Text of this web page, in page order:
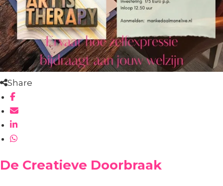
Share
De Creatieve Doorbraak